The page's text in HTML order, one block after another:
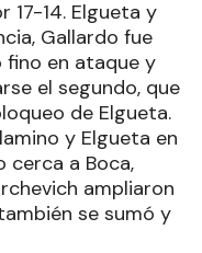
17-14. Elgueta y
Gallardo fue
fino en ataque y
el segundo, que
de Elgueta.
y Elgueta en
cerca a Boca,
ampliaron
se sumó y